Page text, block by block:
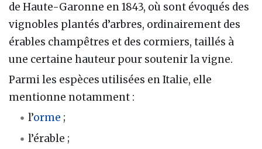
de Haute-Garonne en 1843, où sont évoqués des
vignobles plantés d’arbres, ordinairement des
érables champêtres et des cormiers, taillés à
une certaine hauteur pour soutenir la vigne.
Parmi les espèces utilisées en Italie, elle
mentionne notamment :
l’orme ;
l’érable ;